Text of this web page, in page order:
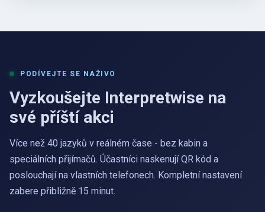
PODÍVEJTE SE NAŽIVO
Vyzkoušejte Interpretwise na
své příští akci
Více než 40 jazyků v reálném čase - bez kabin a
speciálních přijímačů. Účastníci naskenují QR kód a
poslouchají na vlastních telefonech. Kompletní nastavení
zabere přibližně 15 minut.